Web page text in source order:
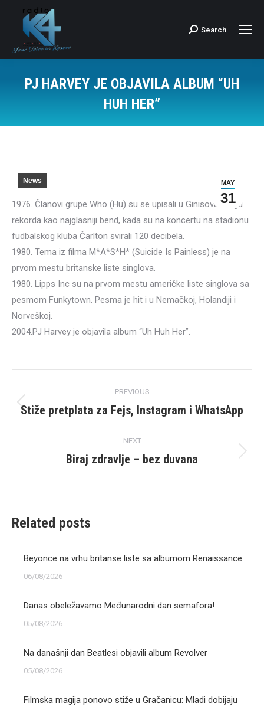
Search:
Search
PJ HARVEY JE OBJAVILA ALBUM “UH
HUH HER”
MAY
31
News
1976. Članovi grupe Who (Hu) su se upisali u Ginisovu knjigu
rekorda kao najglasniji bend, kada su na koncertu na stadionu
fudbalskog kluba Čarlton svirali 120 decibela.
1980. Tema iz filma M*A*S*H* (Suicide Is Painless) je na
prvom mestu britanske liste singlova.
1980. Lipps Inc su na prvom mestu američke liste singlova sa
pesmom Funkytown. Pesma je hit i u Nemačkoj, Holandiji i
Norveškoj.
2004.PJ Harvey je objavila album “Uh Huh Her”.
navigation
PREVIOUS
Previous
Stiže pretplata za Fejs, Instagram i WhatsApp
NEXT
Next
Biraj zdravlje – bez duvana
Related posts
Beyonce na vrhu britanse liste sa albumom Renaissance
06/08/2026
Danas obeležavamo Međunarodni dan semafora!
05/08/2026
Na današnji dan Beatlesi objavili album Revolver
05/08/2026
Filmska magija ponovo stiže u Gračanicu: Mladi dobijaju